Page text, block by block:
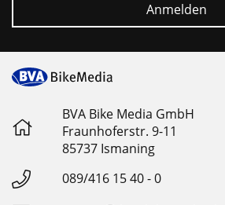
Anmelden
BVA Bike Media GmbH
Fraunhoferstr. 9-11
85737 Ismaning
089/416 15 40 - 0